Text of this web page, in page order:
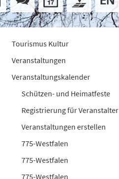
Tourismus Kultur
Veranstaltungen
Veranstaltungskalender
Schützen- und Heimatfeste
Registrierung für Veranstalter
Veranstaltungen erstellen
775-Westfalen
775-Westfalen
775-Westfalen